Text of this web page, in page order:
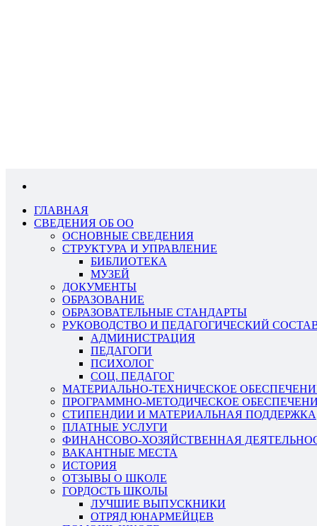
ГЛАВНАЯ
СВЕДЕНИЯ ОБ ОО
ОСНОВНЫЕ СВЕДЕНИЯ
СТРУКТУРА И УПРАВЛЕНИЕ
БИБЛИОТЕКА
МУЗЕЙ
ДОКУМЕНТЫ
ОБРАЗОВАНИЕ
ОБРАЗОВАТЕЛЬНЫЕ СТАНДАРТЫ
РУКОВОДСТВО И ПЕДАГОГИЧЕСКИЙ
АДМИНИСТРАЦИЯ
ПЕДАГОГИ
ПСИХОЛОГ
СОЦ. ПЕДАГОГ
МАТЕРИАЛЬНО-ТЕХНИЧЕСКОЕ
ПРОГРАММНО-МЕТОДИЧЕСКОЕ
СТИПЕНДИИ И МАТЕРИАЛЬНАЯ ПОДДЕРЖКА
ПЛАТНЫЕ УСЛУГИ
ФИНАНСОВО-ХОЗЯЙСТВЕННАЯ
ВАКАНТНЫЕ МЕСТА
ИСТОРИЯ
ОТЗЫВЫ О ШКОЛЕ
ГОРДОСТЬ ШКОЛЫ
ЛУЧШИЕ ВЫПУСКНИКИ
ОТРЯД ЮНАРМЕЙЦЕВ